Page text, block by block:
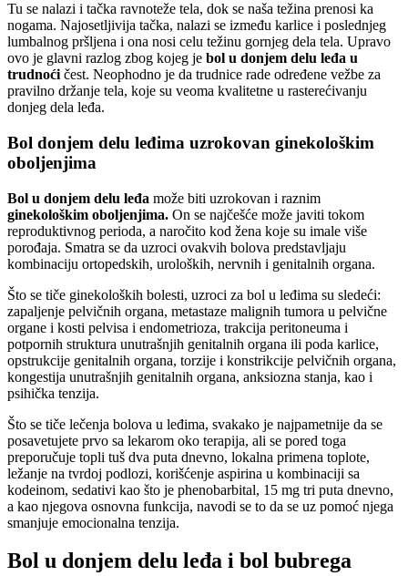
Tu se nalazi i tačka ravnoteže tela, dok se naša težina prenosi ka
nogama. Najosetljivija tačka, nalazi se između karlice i poslednjeg
lumbalnog pršljena i ona nosi celu težinu gornjeg dela tela. Upravo
ovo je glavni razlog zbog kojeg je bol u donjem delu leđa u
trudnoći čest. Neophodno je da trudnice rade određene vežbe za
pravilno držanje tela, koje su veoma kvalitetne u rasterećivanju
donjeg dela leđa.
Bol donjem delu leđima uzrokovan ginekološkim
oboljenjima
Bol u donjem delu leđa može biti uzrokovan i raznim
ginekološkim oboljenjima. On se najčešće može javiti tokom
reproduktivnog perioda, a naročito kod žena koje su imale više
porođaja. Smatra se da uzroci ovakvih bolova predstavljaju
kombinaciju ortopedskih, uroloških, nervnih i genitalnih organa.
Što se tiče ginekoloških bolesti, uzroci za bol u leđima su sledeći:
zapaljenje pelvičnih organa, metastaze malignih tumora u pelvične
organe i kosti pelvisa i endometrioza, trakcija peritoneuma i
potpornih struktura unutrašnjih genitalnih organa ili poda karlice,
opstrukcije genitalnih organa, torzije i konstrikcije pelvičnih organa,
kongestija unutrašnjih genitalnih organa, anksiozna stanja, kao i
psihička tenzija.
Što se tiče lečenja bolova u leđima, svakako je najpametnije da se
posavetujete prvo sa lekarom oko terapija, ali se pored toga
preporučuje topli tuš dva puta dnevno, lokalna primena toplote,
ležanje na tvrdoj podlozi, korišćenje aspirina u kombinaciji sa
kodeinom, sedativi kao što je phenobarbital, 15 mg tri puta dnevno,
a kao njegova osnovna funkcija, navodi se to da se uz pomoć njega
smanjuje emocionalna tenzija.
Bol u donjem delu leđa i bol bubrega